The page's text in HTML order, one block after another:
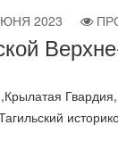
2023